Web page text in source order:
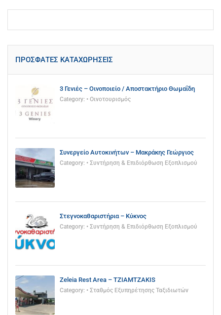
ΠΡΌΣΦΑΤΕΣ ΚΑΤΑΧΩΡΉΣΕΙΣ
3 Γενιές – Οινοποιείο / Αποστακτήριο Θωμαΐδη
Category: • Οινοτουρισμός
Συνεργείο Αυτοκινήτων – Μακράκης Γεώργιος
Category: • Συντήρηση & Επιδιόρθωση Εξοπλισμού
Στεγνοκαθαριστήρια – Κύκνος
Category: • Συντήρηση & Επιδιόρθωση Εξοπλισμού
Zeleia Rest Area – TZIAMTZAKIS
Category: • Σταθμός Εξυπηρέτησης Ταξιδιωτών